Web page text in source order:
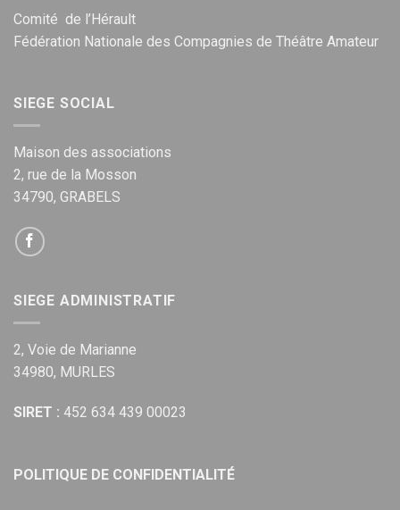
Comité de l’Hérault
Fédération Nationale des Compagnies de Théâtre Amateur
SIEGE SOCIAL
Maison des associations
2, rue de la Mosson
34790, GRABELS
SIEGE ADMINISTRATIF
2, Voie de Marianne
34980, MURLES
SIRET : 452 634 439 00023
POLITIQUE DE CONFIDENTIALITÉ